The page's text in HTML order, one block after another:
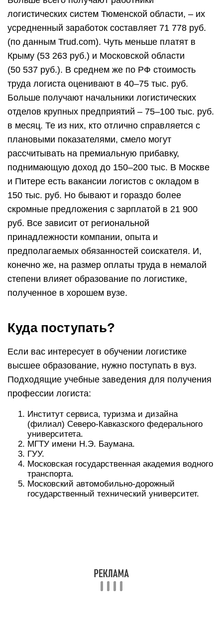
Куда поступать?
Если вас интересует в обучении логистике
высшее образование, нужно поступать в вуз.
Подходящие учебные заведения для получения
профессии логиста:
Институт сервиса, туризма и дизайна
(филиал) Северо-Кавказского федерального
университета.
МГТУ имени Н.Э. Баумана.
ГУУ.
Московская государственная академия водного
Московский автомобильно-дорожный
государственный технический университет.
Для поступления в вуз на специальность,
связанную с логистикой, нужно сдавать
экзамены:
русский язык;
обществознание.
В некоторых случаях требуется экзамен по
иностранному языку. В зависимости от учебного
заведения может быть введено дополнительное
испытание при поступлении.